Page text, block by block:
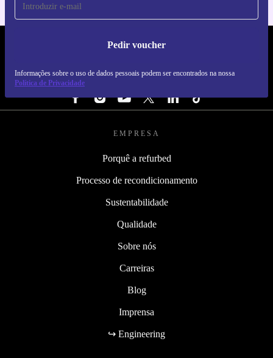
Pedir voucher
Informações sobre o uso de dados pessoais podem ser encontrados na nossa
Política de Privacidade
REFURBED PORTUGAL - RETHINK NEW.
SEGUE-NOS
EMPRESA
Porquê a refurbed
Processo de recondicionamento
Sustentabilidade
Qualidade
Sobre nós
Carreiras
Blog
Imprensa
↪ Engineering